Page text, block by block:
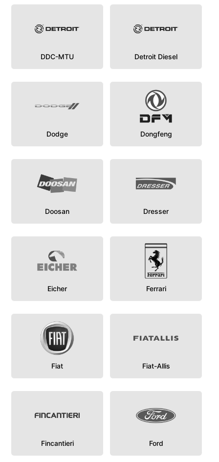
DDC-MTU Detroit Diesel
Dodge Dongfeng
Doosan Dresser
Eicher Ferrari
Fiat Fiat-Allis
Fincantieri Ford